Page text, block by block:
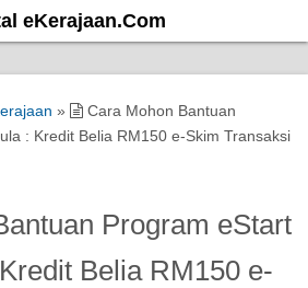
eKerajaan.Com
»
Cara Mohon Bantuan
: Kredit Belia RM150 e-Skim Transaksi
Program eStart
Belia RM150 e-